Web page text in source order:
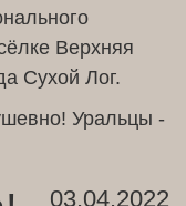
Верхняя
Сухой Лог.
Уральцы -
03.04.2022